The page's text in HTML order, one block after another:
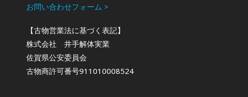
お問い合わせフォーム >
【古物営業法に基づく表記】
株式会社 井手解体実業
佐賀県公安委員会
古物商許可番号911010008524